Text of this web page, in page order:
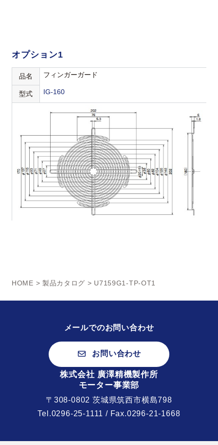
オプション1
品名 フィンガーガード
型式 IG-160
HOME > 製品カタログ > U7159G1-TP-OT1
メールでのお問い合わせ
お問い合わせ
株式会社 廣澤精機製作所
モーター事業部
〒308-0802 茨城県筑西市横島798
Tel.0296-25-1111 / Fax.0296-21-1668